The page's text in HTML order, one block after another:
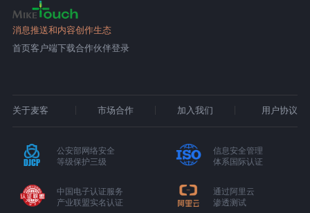
消息推送和内容创作生态
首页客户端下载合作伙伴登录
关于麦客 市场合作 加入我们 用户协议
公安部网络安全
等级保护三级
信息安全管理
体系国际认证
中国电子认证服务
产业联盟实名认证
通过阿里云
渗透测试